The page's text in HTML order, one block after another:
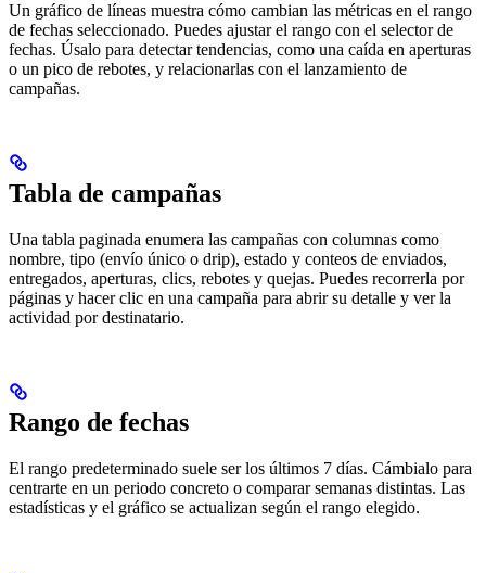
Un gráfico de líneas muestra cómo cambian las métricas en el rango
de fechas seleccionado. Puedes ajustar el rango con el selector de
fechas. Úsalo para detectar tendencias, como una caída en aperturas
o un pico de rebotes, y relacionarlas con el lanzamiento de
campañas.
Tabla de campañas
Una tabla paginada enumera las campañas con columnas como
nombre, tipo (envío único o drip), estado y conteos de enviados,
entregados, aperturas, clics, rebotes y quejas. Puedes recorrerla por
páginas y hacer clic en una campaña para abrir su detalle y ver la
actividad por destinatario.
Rango de fechas
El rango predeterminado suele ser los últimos 7 días. Cámbialo para
centrarte en un periodo concreto o comparar semanas distintas. Las
estadísticas y el gráfico se actualizan según el rango elegido.